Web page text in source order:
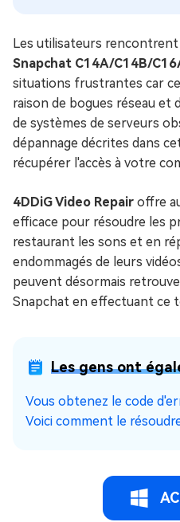
Les utilisateurs rencontrent
Snapchat C14A/C14B/
situations frustrantes car
raison de bogues réseau et
de systèmes de serveurs
dépannage décrites dans
récupérer l'accès à votre
4DDiG Video Repair offre
efficace pour résoudre les
restaurant les sons et en
endommagés de leurs
peuvent désormais
Snapchat en effectuant ce
Les gens ont
Vous obtenez le code
Voici comment le